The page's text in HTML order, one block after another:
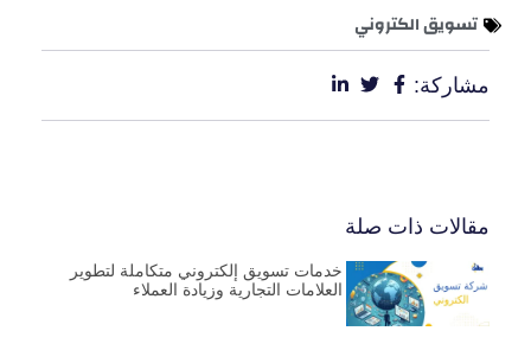
تسويق الكتروني
مشاركة:
مقالات ذات صلة
خدمات تسويق إلكتروني متكاملة لتطوير
العلامات التجارية وزيادة العملاء